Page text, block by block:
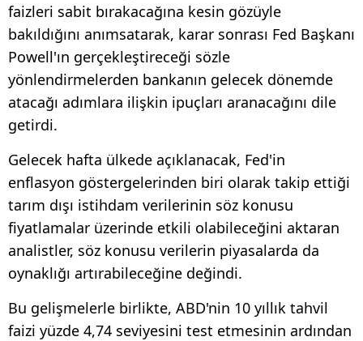
faizleri sabit bırakacağına kesin gözüyle
bakıldığını anımsatarak, karar sonrası Fed Başkanı
Powell'ın gerçekleştireceği sözle
yönlendirmelerden bankanın gelecek dönemde
atacağı adımlara ilişkin ipuçları aranacağını dile
getirdi.
Gelecek hafta ülkede açıklanacak, Fed'in
enflasyon göstergelerinden biri olarak takip ettiği
tarım dışı istihdam verilerinin söz konusu
fiyatlamalar üzerinde etkili olabileceğini aktaran
analistler, söz konusu verilerin piyasalarda da
oynaklığı artırabileceğine değindi.
Bu gelişmelerle birlikte, ABD'nin 10 yıllık tahvil
faizi yüzde 4,74 seviyesini test etmesinin ardından